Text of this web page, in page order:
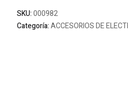
SKU:000982
Categoría:ACCESORIOS DE